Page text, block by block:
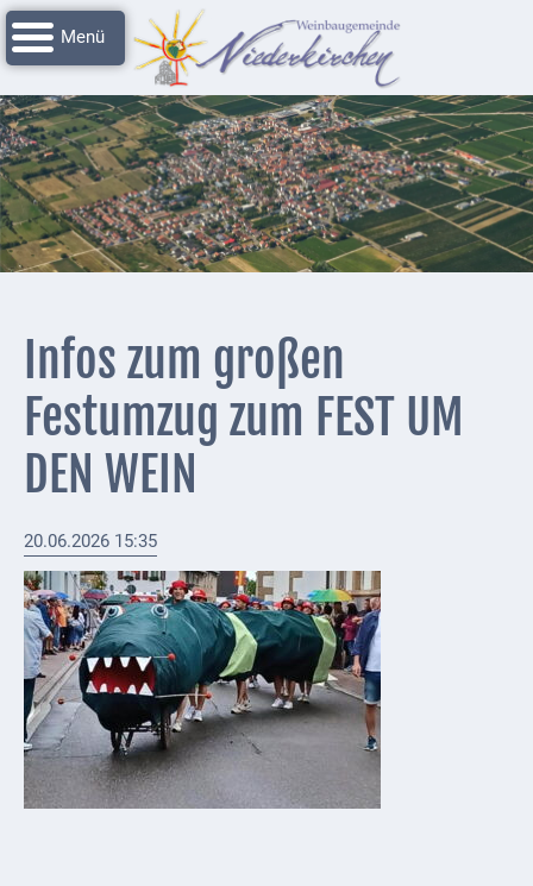
Navigation
überspringen
Startseite
Grussworte
Rathaus
Unser
Niederkirchen
Impressionen
Nachrichtenarchiv
Verbandsgemeinde
Deidesheim
Polizei +
Externe
Behörden
Gottesdienste
Infrastruktur
und
Versorgung
Baumaßnahmen
Infos zum großen
Festumzug zum FEST UM
DEN WEIN
20.06.2026 15:35